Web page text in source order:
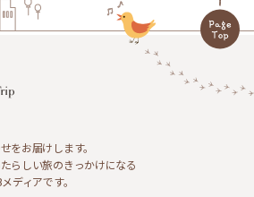
をお届けします。
らしい旅のきっかけになる
ディアです。